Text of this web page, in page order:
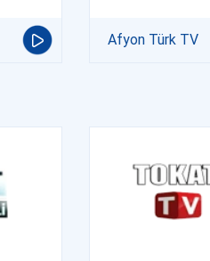
Afyon Türk TV